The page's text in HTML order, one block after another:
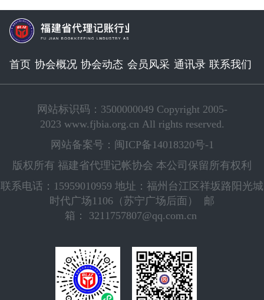
首页 协会概况 协会动态 会员风采 通讯录 联系我们
网站标识码：3500000049 Copyright 2005-
2023 www.fjbia.org.cn All rights reserved.
网站备案号：闽ICP备14018320号-1
版权所有 福建省代理记帐协会 本公司保留所有权利
联系电话：15959010959 地址：福州台江区祥坂路阳光城
时代广场1106（苏宁广场后面） 邮
箱： 3211757807@qq.com.cn